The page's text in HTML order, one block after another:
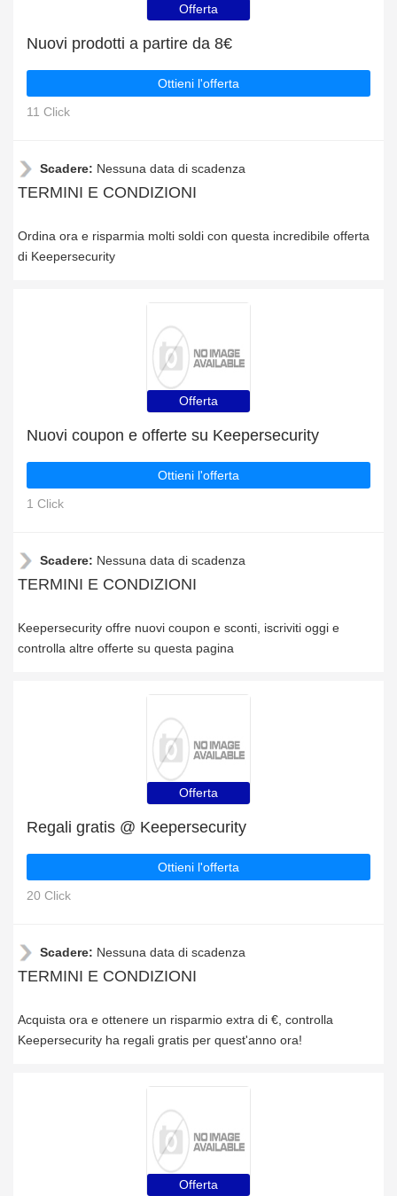
Offerta
Nuovi prodotti a partire da 8€
Ottieni l'offerta
11 Click
Scadere: Nessuna data di scadenza
TERMINI E CONDIZIONI
Ordina ora e risparmia molti soldi con questa incredibile offerta
di Keepersecurity
Offerta
Nuovi coupon e offerte su Keepersecurity
Ottieni l'offerta
1 Click
Scadere: Nessuna data di scadenza
TERMINI E CONDIZIONI
Keepersecurity offre nuovi coupon e sconti, iscriviti oggi e
controlla altre offerte su questa pagina
Offerta
Regali gratis @ Keepersecurity
Ottieni l'offerta
20 Click
Scadere: Nessuna data di scadenza
TERMINI E CONDIZIONI
Acquista ora e ottenere un risparmio extra di €, controlla
Keepersecurity ha regali gratis per quest'anno ora!
Offerta